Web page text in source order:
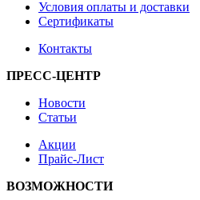
Условия оплаты и доставки
Сертификаты
Контакты
ПРЕСС-ЦЕНТР
Новости
Статьи
Акции
Прайс-Лист
ВОЗМОЖНОСТИ